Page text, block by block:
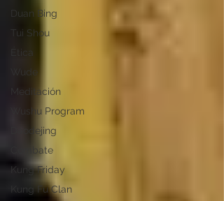
Duan Bing
Tui Shou
Ética
Wude
Meditación
Wushu Program
Daodejing
Combate
Kung Friday
Kung Fu Clan